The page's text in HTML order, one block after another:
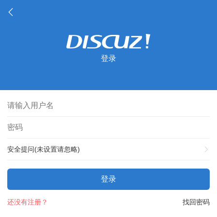
登录
安全提问(未设置请忽略)
登录
找回密码
还没有注册？